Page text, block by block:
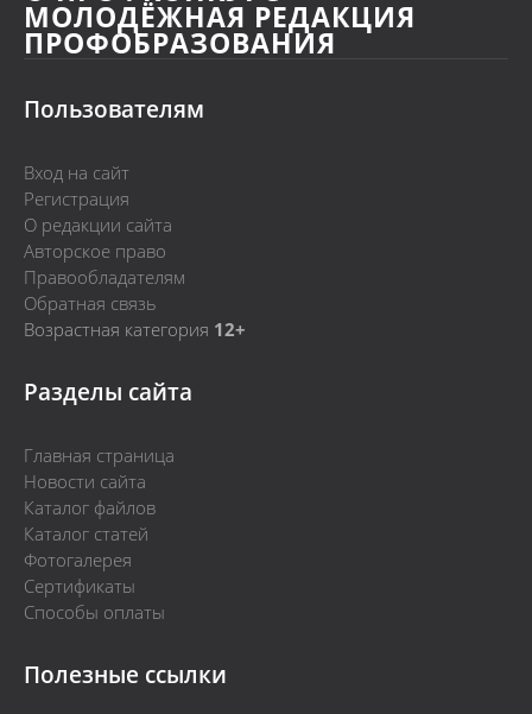
МОЛОДЁЖНАЯ РЕДАКЦИЯ
ПРОФОБРАЗОВАНИЯ
Пользователям
Вход на сайт
Регистрация
О редакции сайта
Авторское право
Правообладателям
Обратная связь
Возрастная категория 12+
Разделы сайта
Главная страница
Новости сайта
Каталог файлов
Каталог статей
Фотогалерея
Сертификаты
Способы оплаты
Полезные ссылки